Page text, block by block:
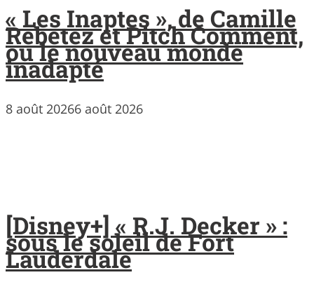
« Les Inaptes », de Camille
Rebetez et Pitch Comment,
ou le nouveau monde
inadapté
8 août 20266 août 2026
[Disney+] « R.J. Decker » :
sous le soleil de Fort
Lauderdale